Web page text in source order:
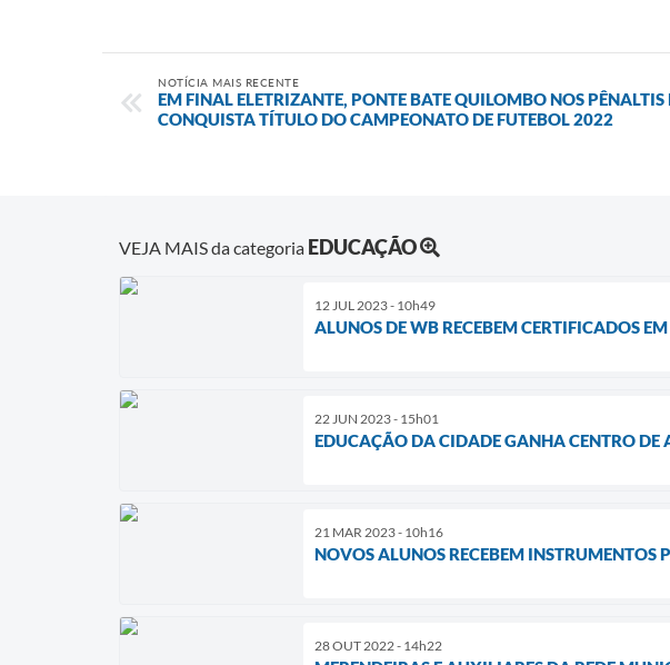
NOTÍCIA MAIS RECENTE
EM FINAL ELETRIZANTE, PONTE BATE QUILOMBO NOS PÊNALTIS
CONQUISTA TÍTULO DO CAMPEONATO DE FUTEBOL 2022
VEJA MAIS da categoria EDUCAÇÃO
12 JUL 2023 - 10h49
ALUNOS DE WB RECEBEM CERTIFICADOS
22 JUN 2023 - 15h01
EDUCAÇÃO DA CIDADE GANHA CENTRO
21 MAR 2023 - 10h16
NOVOS ALUNOS RECEBEM INSTRUMENTOS
28 OUT 2022 - 14h22